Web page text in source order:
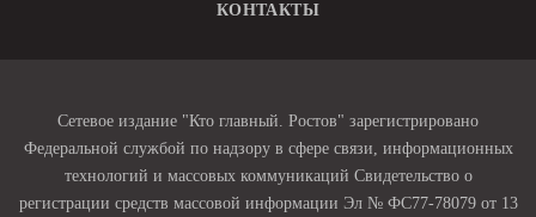
КОНТАКТЫ
Сетевое издание "Кто главный. Ростов" зарегистрировано
Федеральной службой по надзору в сфере связи, информационных
технологий и массовых коммуникаций Свидетельство о
регистрации средств массовой информации Эл № ФС77-78079 от 13